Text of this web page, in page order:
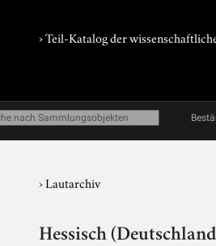
› Teil-Katalog der
›Lautarchiv
Hessisch